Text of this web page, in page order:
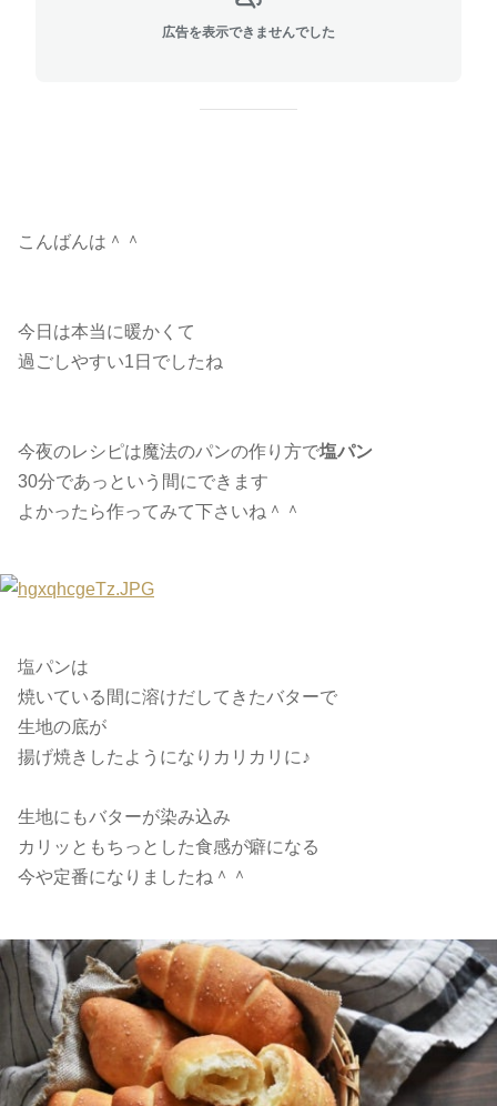
広告を表示できませんでした
こんばんは＾＾
今日は本当に暖かくて
過ごしやすい1日でしたね
今夜のレシピは魔法のパンの作り方で塩パン
30分であっという間にできます
よかったら作ってみて下さいね＾＾
塩パンは
焼いている間に溶けだしてきたバターで
生地の底が
揚げ焼きしたようになりカリカリに♪
生地にもバターが染み込み
カリッともちっとした食感が癖になる
今や定番になりましたね＾＾